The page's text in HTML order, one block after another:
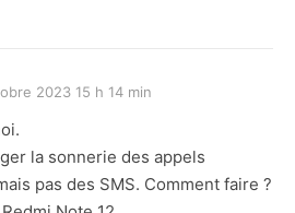
2023 15 h 14 min
la sonnerie des appels
pas des SMS. Comment faire ?